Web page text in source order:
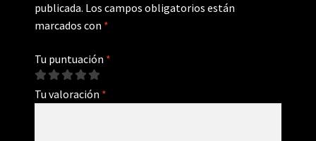
publicada. Los campos obligatorios están
marcados con *
Tu puntuación *
Tu valoración *